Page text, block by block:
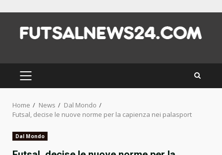
content
PRIMARY
MENU
Home News
Dal Mondo
Futsal, decise le nuove norme per la capienza nei palasport
Dal Mondo